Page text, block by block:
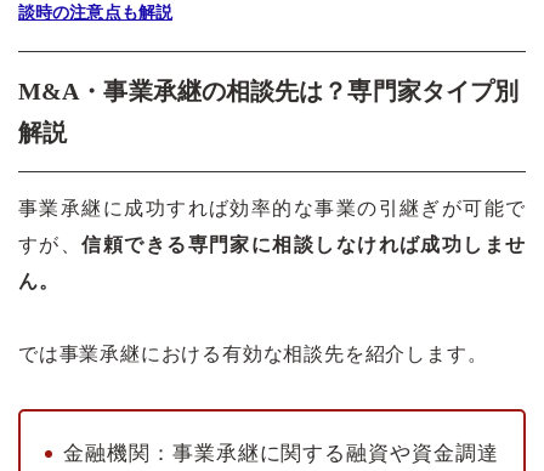
談時の注意点も解説
M&A・事業承継の相談先は？専門家タイプ別
解説
事業承継に成功すれば効率的な事業の引継ぎが可能で
すが、信頼できる専門家に相談しなければ成功しませ
ん。
では事業承継における有効な相談先を紹介します。
金融機関：事業承継に関する融資や資金調達